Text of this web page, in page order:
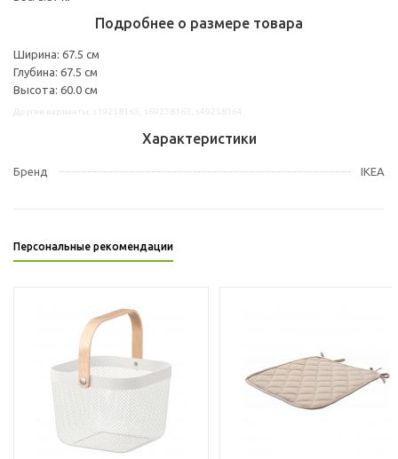
Подробнее о размере товара
Ширина: 67.5 см
Глубина: 67.5 см
Высота: 60.0 см
Характеристики
Бренд IKEA
Персональные рекомендации